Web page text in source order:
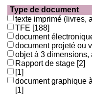
Type de document
texte imprimé (livres,
TFE [188]
document
document projeté ou
objet à 3 dimensions,
Rapport de stage [2]
[1]
document graphique
[1]